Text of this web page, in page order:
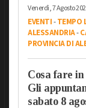
Venerdì, 7 Agosto
EVENTI-TEMPO
ALESSANDRIA-
PROVINCIA DI
Cosa fare
Gli
sabato 8